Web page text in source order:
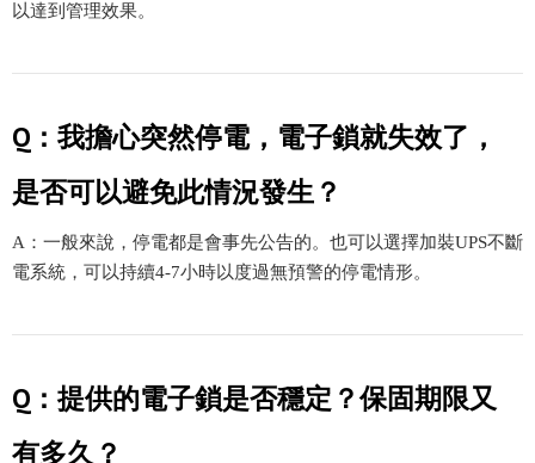
以達到管理效果。
Q：我擔心突然停電，電子鎖就失效了，
是否可以避免此情況發生？
A：一般來說，停電都是會事先公告的。也可以選擇加裝UPS不斷
電系統，可以持續4-7小時以度過無預警的停電情形。
Q：提供的電子鎖是否穩定？保固期限又
有多久？